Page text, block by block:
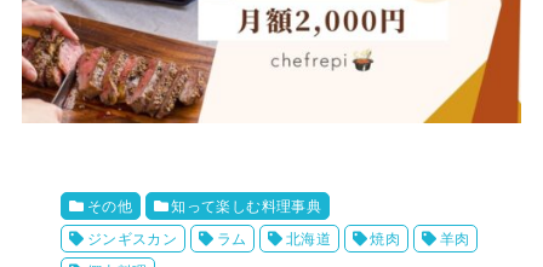
その他
知って楽しむ料理事典
ジンギスカン
ラム 北海道 焼肉
羊肉